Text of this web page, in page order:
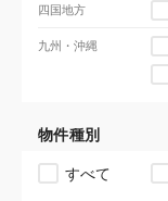
四国地方
九州・沖縄
物件種別
すべて